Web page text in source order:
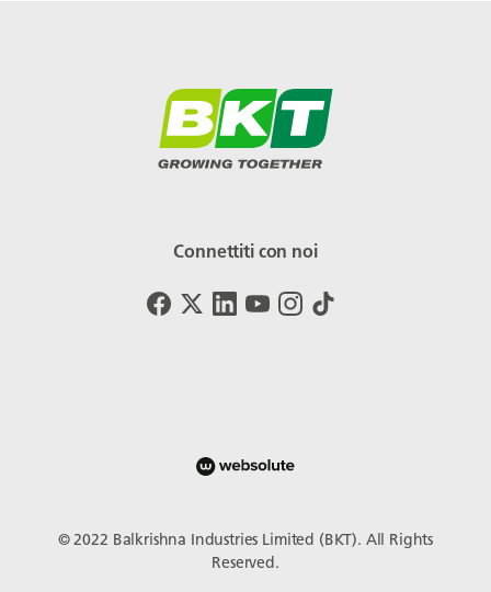
Connettiti con noi
© 2022 Balkrishna Industries Limited (BKT). All Rights
Reserved.